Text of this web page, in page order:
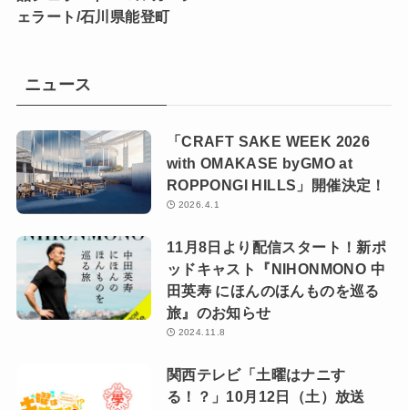
ェラート/石川県能登町
ニュース
「CRAFT SAKE WEEK 2026
with OMAKASE byGMO at
ROPPONGI HILLS」開催決定！
2026.4.1
11月8日より配信スタート！新ポ
ッドキャスト『NIHONMONO 中
田英寿 にほんのほんものを巡る
旅』のお知らせ
2024.11.8
関西テレビ「土曜はナニす
る！？」10月12日（土）放送